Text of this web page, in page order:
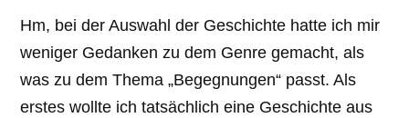
Hm, bei der Auswahl der Geschichte hatte ich mir
weniger Gedanken zu dem Genre gemacht, als
was zu dem Thema „Begegnungen“ passt. Als
erstes wollte ich tatsächlich eine Geschichte aus